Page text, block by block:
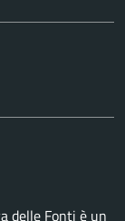
delle Fonti è un